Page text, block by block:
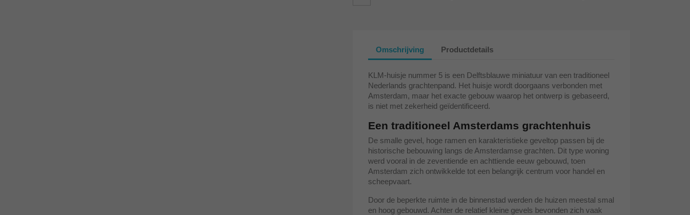
Omschrijving Productdetails
KLM-huisje nummer 5 is een Delftsblauwe miniatuur van een traditioneel
Nederlands grachtenpand. Het huisje wordt doorgaans verbonden met
Amsterdam, maar het exacte gebouw waarop het ontwerp is gebaseerd,
is niet met zekerheid geïdentificeerd.
Een traditioneel Amsterdams grachtenhuis
De smalle gevel, hoge ramen en karakteristieke geveltop passen bij de
historische bebouwing langs de Amsterdamse grachten. Dit type woning
werd vooral in de zeventiende en achttiende eeuw gebouwd, toen
Amsterdam zich ontwikkelde tot een belangrijk centrum voor handel en
scheepvaart.
Door de beperkte ruimte in de binnenstad werden de huizen meestal smal
en hoog gebouwd. Achter de relatief kleine gevels bevonden zich vaak